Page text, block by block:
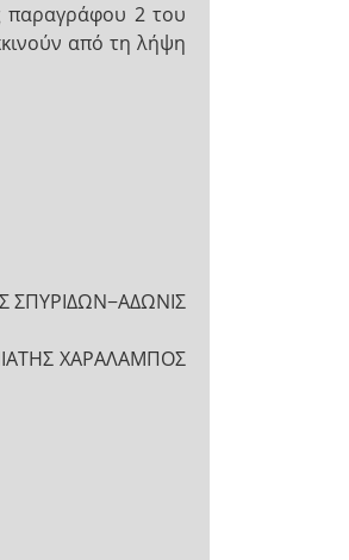
παραγράφου 2 του
από τη λήψη
ΣΠΥΡΙΔΩΝ−ΑΔΩΝΙΣ
ΧΑΡΑΛΑΜΠΟΣ